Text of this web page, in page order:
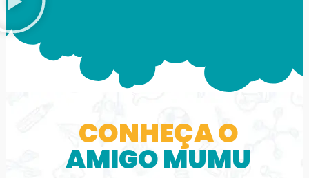
CONHEÇA O
AMIGO MUMU